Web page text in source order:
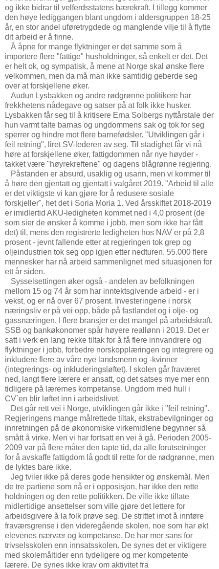
og ikke bidrar til velferdsstatens bærekraft. I tillegg kommer
den høye lediggangen blant ungdom i aldersgruppen 18-25
år, en stor andel uføretrygdede og manglende vilje til å flytte
dit arbeid er å finne.
Å åpne for mange flyktninger er det samme som å
importere flere "fattige" husholdninger, så enkelt er det. Det
er helt ok, og sympatisk, å mene at Norge skal ønske flere
velkommen, men da må man ikke samtidig geberde seg
over at forskjellene øker.
Audun Lysbakken og andre rødgrønne politikere har
frekkhetens nådegave og satser på at folk ikke husker.
Lysbakken får seg til å kritisere Erna Solbergs nyttårstale der
hun varmt talte barnas og ungdommens sak og tok for seg
sperrer og hindre mot flere barnefødsler. "Utviklingen går i
feil retning", liret SV-lederen av seg. Til stadighet får vi nå
høre at forskjellene øker, fattigdommen når nye høyder -
takket være "høyrekreftene" og dagens blågrønne regjering.
Påstanden er absurd, usaklig og usann, men vi kommer til
å høre den gjentatt og gjentatt i valgåret 2019. "Arbeid til alle
er det viktigste vi kan gjøre for å redusere sosiale
forskjeller", het det i Soria Moria 1. Ved årsskiftet 2018-2019
er imidlertid AKU-ledigheten kommet ned i 4,0 prosent (de
som sier de ønsker å komme i jobb, men som ikke har fått
det) til, mens den registrerte ledigheten hos NAV er på 2,8
prosent - jevnt fallende etter at regjeringen tok grep og
oljeindustrien tok seg opp igjen etter nedturen. 55.000 flere
mennesker har nå arbeid sammenlignet med situasjonen for
ett år siden.
Sysselsettingen øker også - andelen av befolkningen
mellom 15 og 74 år som har inntektsgivende arbeid - er i
vekst, og er nå over 67 prosent. Investeringene i norsk
næringsliv er på vei opp, både på fastlandet og i olje- og
gassnæringen. I flere bransjer er det mangel på arbeidskraft.
SSB og bankøkonomer spår høyere reallønn i 2019. Det er
satt i verk en lang rekke tiltak for å få flere innvandrere og
flyktninger i jobb, forbedre norskopplæringen og integrere og
inkludere flere av våre nye landsmenn og -kvinner
(integrerings- og inkluderingsløftet). I skolen går fraværet
ned, langt flere lærere er ansatt, og det satses mye mer enn
tidligere på lærernes kompetanse. Ungdom med hull i
CV`en blir løftet inn i arbeidslivet.
Det går rett vei i Norge, utviklingen går ikke i "feil retning".
Regjeringens mange målrettede tiltak, ekstrabevilgninger og
innretningen på de økonomiske virkemidlene begynner så
smått å virke. Men vi har fortsatt en vei å gå. Perioden 2005-
2009 var på flere måter den tapte tid, da alle forutsetninger
for å avskaffe fattigdom lå godt til rette for de rødgrønne, men
de lyktes bare ikke.
Jeg tviler ikke på deres gode hensikter og ønskemål. Men
de tre partiene som nå er i opposisjon, har ikke den rette
holdningen og den rette politikken. De ville ikke tillate
midlertidige ansettelser som ville gjøre det lettere for
arbeidsgivere å la folk prøve seg. De strittet imot å innføre
fraværsgrense i den videregående skolen, noe som har økt
elevenes nærvær og kompetanse. De har mer sans for
trivselsskolen enn innsatsskolen. De synes det er viktigere
med skolemåltider enn tydeligere og mer kompetente
lærere. De synes ikke krav om aktivitet fra